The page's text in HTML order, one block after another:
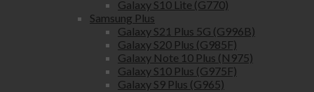
Galaxy S10 Lite (G770)
Samsung Plus
Galaxy S21 Plus 5G (G996B)
Galaxy S20 Plus (G985F)
Galaxy Note 10 Plus (N975)
Galaxy S10 Plus (G975F)
Galaxy S9 Plus (G965)